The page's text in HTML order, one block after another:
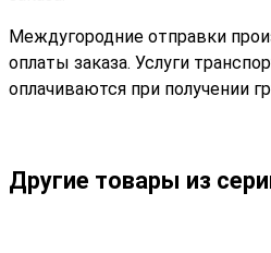
Междугородние отправки
оплаты заказа. Услуги
оплачиваются при получении
Другие товары из